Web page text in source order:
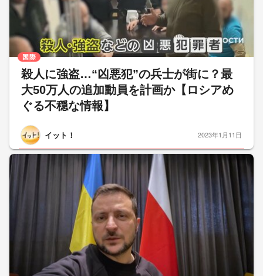
殺人に強盗…“凶悪犯”の兵士が街に？最
大50万人の追加動員を計画か【ロシアめ
ぐる不穏な情報】
イット！
国際
2023年1月11日